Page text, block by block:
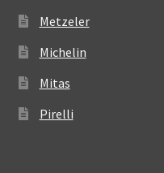
Metzeler
Michelin
Mitas
Pirelli